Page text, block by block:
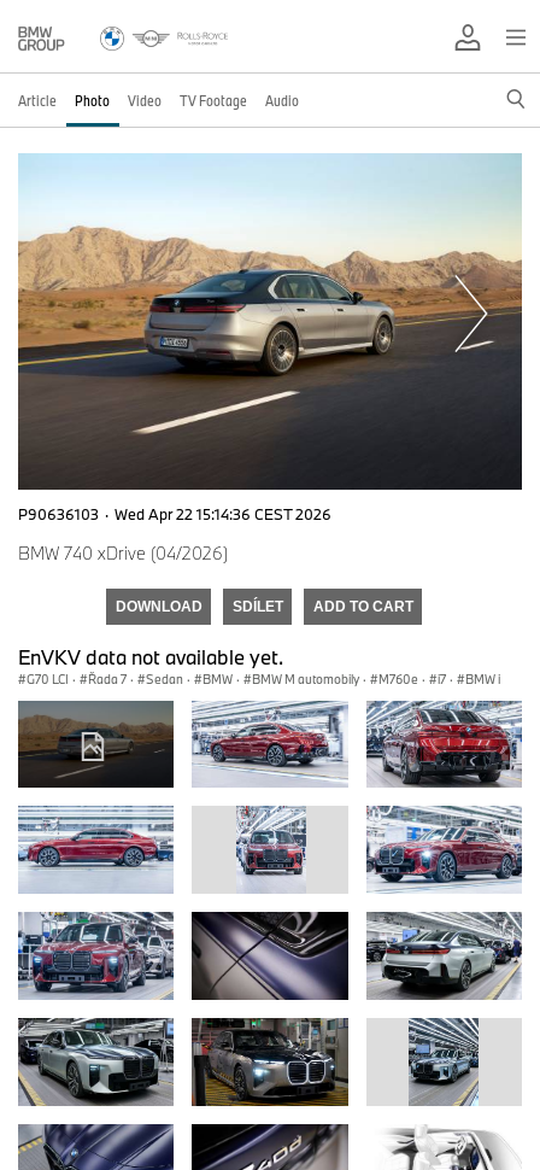
Article Photo Video TV Footage Audio
P90636103 · Wed Apr 22 15:14:36 CEST 2026
BMW 740 xDrive (04/2026)
DOWNLOAD SDÍLET ADD TO CART
EnVKV data not available yet.
G70 LCI · Řada 7 · Sedan · BMW · BMW M automobily · M760e · i7 · BMW i